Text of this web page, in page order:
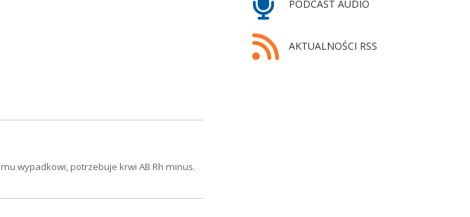
PODCAST AUDIO
AKTUALNOŚCI RSS
wypadkowi, potrzebuje krwi AB Rh minus.